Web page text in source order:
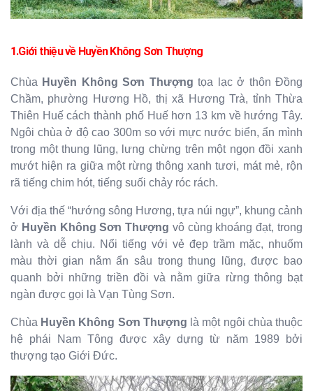
1.Giới thiệu về Huyền Không Sơn Thượng
Chùa Huyền Không Sơn Thượng tọa lạc ở thôn Đồng
Chầm, phường Hương Hồ, thị xã Hương Trà, tỉnh Thừa
Thiên Huế cách thành phố Huế hơn 13 km về hướng Tây.
Ngôi chùa ở độ cao 300m so với mực nước biển, ẩn mình
trong một thung lũng, lưng chừng trên một ngọn đồi xanh
mướt hiện ra giữa một rừng thông xanh tươi, mát mẻ, rộn
rã tiếng chim hót, tiếng suối chảy róc rách.
Với địa thế “hướng sông Hương, tựa núi ngự”, khung cảnh
ở Huyền Không Sơn Thượng vô cùng khoáng đạt, trong
lành và dễ chịu. Nổi tiếng với vẻ đẹp trầm mặc, nhuốm
màu thời gian nằm ẩn sâu trong thung lũng, được bao
quanh bởi những triền đồi và nằm giữa rừng thông bạt
ngàn được gọi là Vạn Tùng Sơn.
Chùa Huyền Không Sơn Thượng là một ngôi chùa thuộc
hệ phái Nam Tông được xây dựng từ năm 1989 bởi
thượng tạo Giới Đức.